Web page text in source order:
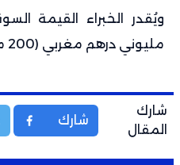
ويُقدر الخبراء القيمة
مليوني درهم مغربي (200 مليون سنتيم).
شارك
المقال
شارك